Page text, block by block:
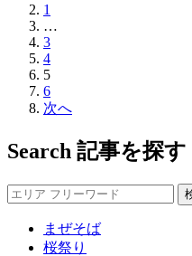
1
…
3
4
5
6
次へ
Search 記事を探す
まぜそば
桜祭り